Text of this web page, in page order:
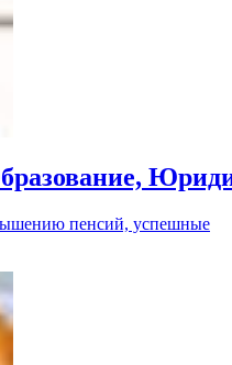
пенсий, успешные